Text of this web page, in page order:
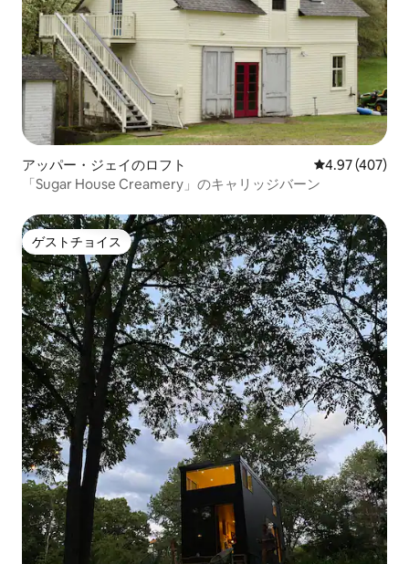
アッパー・ジェイのロフト レビュー407
4.97 (407)
「Sugar House Creamery」のキャリッジバーン
ゲストチョイス
ゲストチョイス